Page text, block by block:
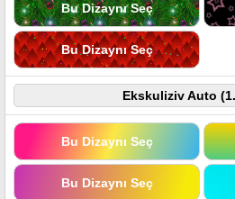
Bu Dizaynı Seç
Bu Dizaynı Seç
Ekskuliziv Auto
Bu Dizaynı Seç
Bu Dizaynı Seç